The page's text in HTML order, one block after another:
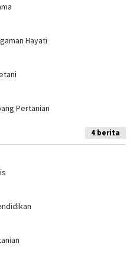
Hayati
Pertanian
4 berita